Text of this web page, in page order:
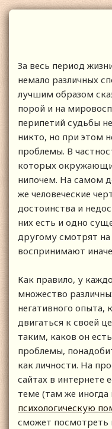
За весь период
немало различных
лучшим образом
порой и на
перипетий судьбы
никто, но при этом
проблемы. В
которых
нипочем. На самом
же человеческие
достоинства и
них есть и одно
другому смотрят
воспринимают
Как правило, у
множество
негативного
двигаться к своей
таким, каков он
проблемы,
как личности. На
сайтах в интернете
теме (там же
психологическую
сможет посмотреть